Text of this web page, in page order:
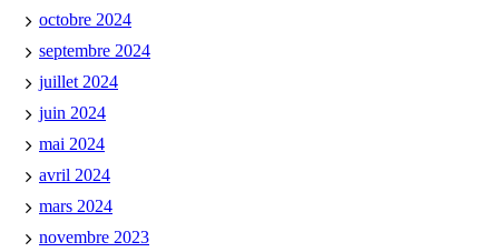
octobre 2024
septembre 2024
juillet 2024
juin 2024
mai 2024
avril 2024
mars 2024
novembre 2023